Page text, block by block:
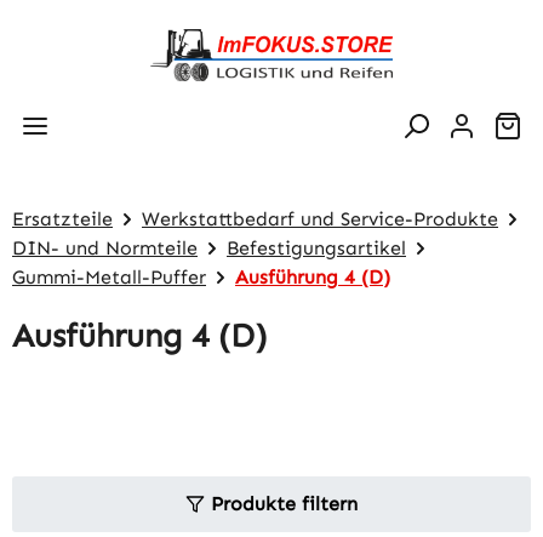
Zum Hauptinhalt springen
Ersatzteile
Werkstattbedarf und Service-Produkte
DIN- und Normteile
Befestigungsartikel
Gummi-Metall-Puffer
Ausführung 4 (D)
Ausführung 4 (D)
Produkte filtern